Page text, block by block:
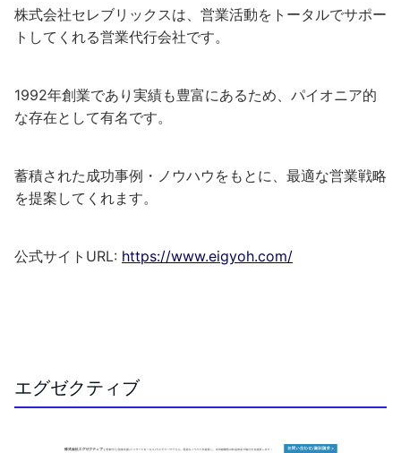
株式会社セレブリックスは、営業活動をトータルでサポー
トしてくれる営業代行会社です。
1992年創業であり実績も豊富にあるため、パイオニア的
な存在として有名です。
蓄積された成功事例・ノウハウをもとに、最適な営業戦略
を提案してくれます。
公式サイトURL: https://www.eigyoh.com/
エグゼクティブ